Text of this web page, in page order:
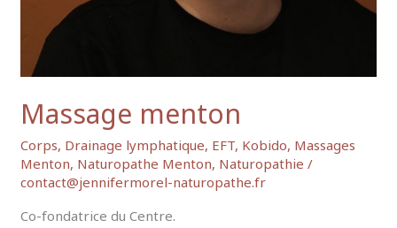
Massage menton
Corps, Drainage lymphatique, EFT, Kobido, Massages
Menton, Naturopathe Menton, Naturopathie /
contact@jennifermorel-naturopathe.fr
Co-fondatrice du Centre.